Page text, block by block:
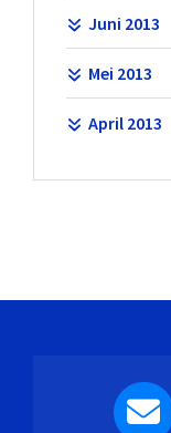
Juni 2013
Mei 2013
April 2013